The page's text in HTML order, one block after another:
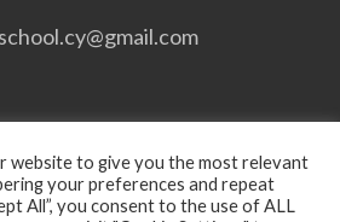
ΠΟΙΟΙ ΕΙΜΑΤΕ ΕΠΙΚΟΙΝΩΝΙΑ
website to give you the most relevant
your preferences and repeat
All”, you consent to the use of ALL